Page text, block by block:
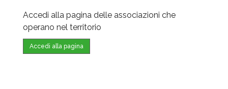
Accedi alla pagina delle associazioni che
operano nel territorio
Accedi alla pagina